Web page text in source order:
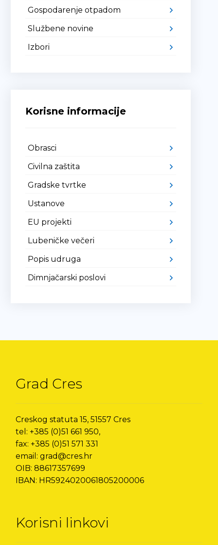
Gospodarenje otpadom
Službene novine
Izbori
Korisne informacije
Obrasci
Civilna zaštita
Gradske tvrtke
Ustanove
EU projekti
Lubeničke večeri
Popis udruga
Dimnjačarski poslovi
Grad Cres
Creskog statuta 15, 51557 Cres
tel: +385 (0)51 661 950,
fax: +385 (0)51 571 331
email: grad@cres.hr
OIB: 88617357699
IBAN: HR5924020061805200006
Korisni linkovi